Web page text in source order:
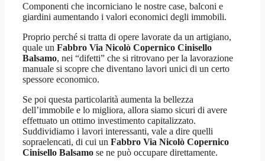
Componenti che incorniciano le nostre case, balconi e
giardini aumentando i valori economici degli immobili.
Proprio perché si tratta di opere lavorate da un artigiano,
quale un Fabbro Via Nicolò Copernico Cinisello
Balsamo, nei “difetti” che si ritrovano per la lavorazione
manuale si scopre che diventano lavori unici di un certo
spessore economico.
Se poi questa particolarità aumenta la bellezza
dell’immobile e lo migliora, allora siamo sicuri di avere
effettuato un ottimo investimento capitalizzato.
Suddividiamo i lavori interessanti, vale a dire quelli
sopraelencati, di cui un Fabbro Via Nicolò Copernico
Cinisello Balsamo se ne può occupare direttamente.